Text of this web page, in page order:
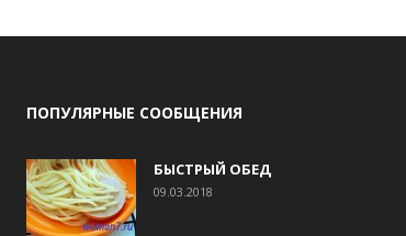
ПОПУЛЯРНЫЕ СООБЩЕНИЯ
БЫСТРЫЙ ОБЕД
09.03.2018